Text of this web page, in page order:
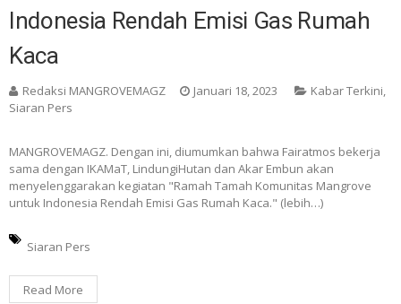
Indonesia Rendah Emisi Gas Rumah
Kaca
Redaksi MANGROVEMAGZ Januari 18, 2023 Kabar Terkini,
Siaran Pers
MANGROVEMAGZ. Dengan ini, diumumkan bahwa Fairatmos bekerja
sama dengan IKAMaT, LindungiHutan dan Akar Embun akan
menyelenggarakan kegiatan "Ramah Tamah Komunitas Mangrove
untuk Indonesia Rendah Emisi Gas Rumah Kaca." (lebih…)
Siaran Pers
Read More